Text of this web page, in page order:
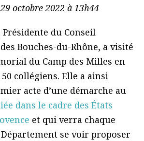
octobre 2022 à 13h44
du Conseil
Bouches-du-Rhône, a visité
du Camp des Milles en
collégiens. Elle a ainsi
acte d’une démarche au
dans le cadre des États
et qui verra chaque
Département se voir proposer